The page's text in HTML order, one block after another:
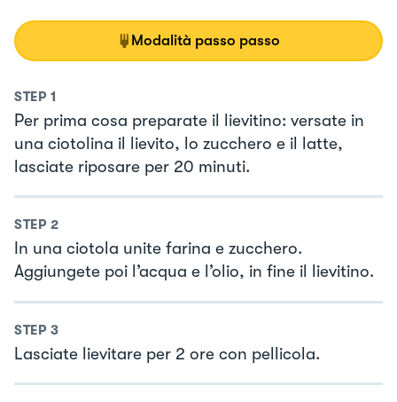
Modalità passo passo
STEP 1
Per prima cosa preparate il lievitino: versate in
una ciotolina il lievito, lo zucchero e il latte,
lasciate riposare per 20 minuti.
STEP 2
In una ciotola unite farina e zucchero.
Aggiungete poi l’acqua e l’olio, in fine il lievitino.
STEP 3
Lasciate lievitare per 2 ore con pellicola.